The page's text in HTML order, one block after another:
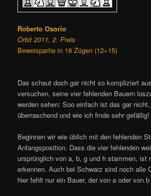
Roberto Osorio
Orbit 2011, 2. Preis
Beweispartie in 18 Zügen (12+15)
Das schaut doch gar nicht so kompliziert
versuchen, seine vier fehlenden Bauern
werden sehen: Soo einfach ist das gar
überraschend und wie ich finde sehr gefällig!
Beginnen wir wie üblich mit den fehlenden
Anfangsposition. Dass die vier fehlenden
ursprünglich von a, b, g und h stammen, ist
erkennen. Auch bei Schwarz sind noch alle
hier fehlt nur ein Bauer, der von a oder von